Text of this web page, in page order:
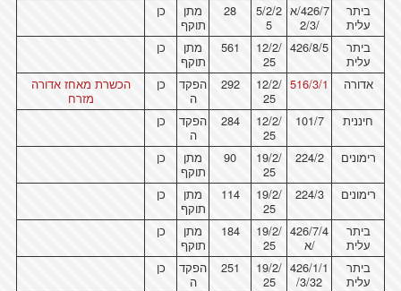
ביתר
עלית
426/7/א
/2/3
5/2/2
5
28
מתן
תוקף
כן
ביתר
עלית
426/8/5
12/2/
25
561
מתן
תוקף
כן
אדורה 516/3/1
12/2/
25
292
הפקד
ה
כן
הכשרת מאחז אדורה
מזרח
חיננית
101/7
12/2/
25
284
הפקד
ה
כן
רימונים 224/2
19/2/
25
90
מתן
תוקף
כן
רימונים 224/3
19/2/
25
114
מתן
תוקף
כן
ביתר
עלית
426/7/4
/א
19/2/
25
184
מתן
תוקף
כן
ביתר
עלית
426/1/1
/3/32
19/2/
25
251
הפקד
ה
כן